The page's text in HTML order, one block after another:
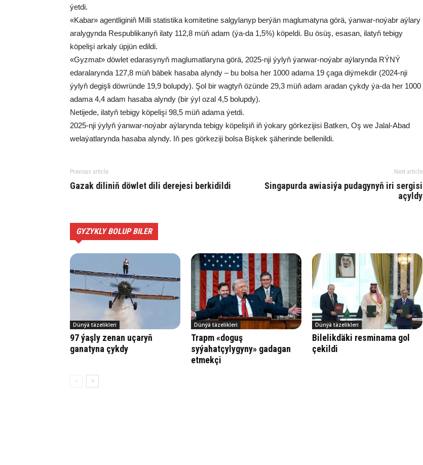
ýetdi.
«Kabar» agentliginiň Milli statistika komitetine salgylanyp berýän maglumatyna görä, ýanwar-noýabr aýlary
aralygynda Respublikanyň ilaty 112,8 müň adam (ýa-da 1,5%) köpeldi. Bu ösüş, esasan, ilatyň tebigy
köpelişi arkaly üpjün edildi.
«Gyzmat» döwlet edarasynyň maglumatlaryna görä, 2025-nji ýylyň ýanwar-noýabr aýlarynda RÝNÝ
edaralarynda 127,8 müň bäbek hasaba alyndy – bu bolsa her 1000 adama 19 çaga diýmekdir (2024-nji
ýylyň degişli döwründe 19,9 bolupdy). Şol bir wagtyň özünde 29,3 müň adam aradan çykdy ýa-da her 1000
adama 4,4 adam hasaba alyndy (bir ýyl ozal 4,5 bolupdy).
Netijede, ilatyň tebigy köpelişi 98,5 müň adama ýetdi.
2025-nji ýylyň ýanwar-noýabr aýlarynda tebigy köpelişiň iň ýokary görkezijisi Batken, Oş we Jalal-Abad
welaýatlarynda hasaba alyndy. Iň pes görkeziji bolsa Bişkek şäherinde bellenildi.
Previous article
Gazak diliniň döwlet dili derejesi berkidildi
Next article
Singapurda awiasiýa pudagynyň iri sergisi
açyldy
GYZYKLY BOLUP BILER
Dünýä täzelikleri
97 ýaşly zenan uçaryň
ganatyna çykdy
Dünýä täzelikleri
Trapm «doguş
syýahatçylygyny» gadagan
etmekçi
Dünýä täzelikleri
Bilelikdäki resminama gol
çekildi